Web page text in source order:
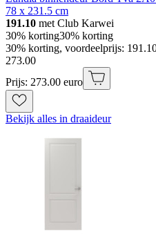
78 x 231.5 cm
191.10 met Club Karwei
30% korting30% korting
30% korting, voordeelprijs:
273.00
Prijs: 273.00 euro
Bekijk alles in draaideur